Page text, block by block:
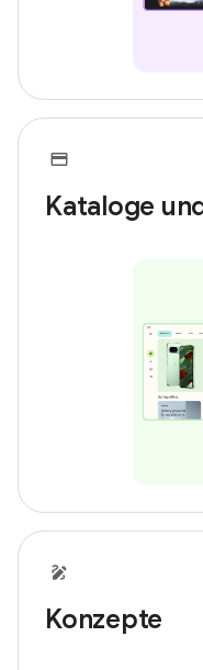
Kataloge
Konzepte